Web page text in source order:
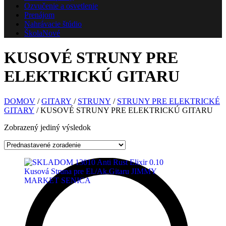
Ozvučenie a osvetlenie
Prenájom
Nahrávacie štúdio
ŠkolaNové
KUSOVÉ STRUNY PRE
ELEKTRICKÚ GITARU
DOMOV /GITARY / STRUNY / STRUNY PRE ELEKTRICKÉ
GITARY / KUSOVÉ STRUNY PRE ELEKTRICKÚ GITARU
Zobrazený jediný výsledok